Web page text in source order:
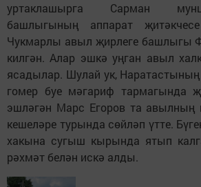
уртаклашырга Сарман
башлыгының аппарат
Чукмарлы авыл җирлеге башлыгы
килгән. Алар эшкә уңган авыл
ясадылар. Шулай ук, Наратастының
гомер буе мәгариф тармагында
эшләгән Марс Егоров та авылның
кешеләре турында сөйләп үтте.
хакына сугыш кырында ятып
рәхмәт белән искә алды.